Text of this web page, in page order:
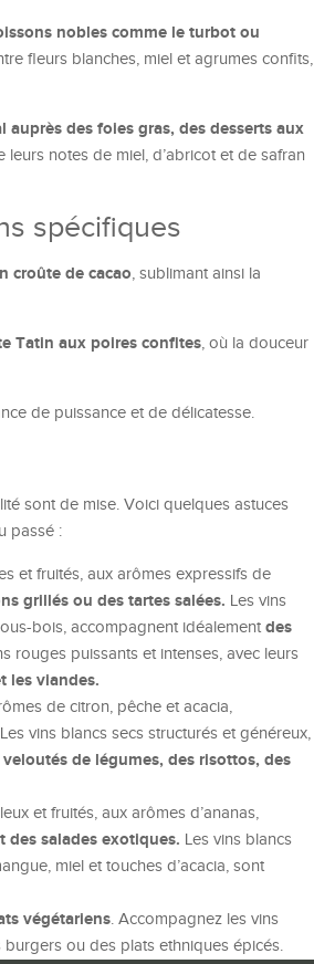
nobles comme le turbot ou
fleurs blanches, miel et agrumes confits,
auprès des foies gras, des desserts aux
notes de miel, d’abricot et de safran
spécifiques
croûte de cacao, sublimant ainsi la
Tatin aux poires confites, où la douceur
de puissance et de délicatesse.
sont de mise. Voici quelques astuces
passé :
et fruités, aux arômes expressifs de
grillés ou des tartes salées. Les vins
bois, accompagnent idéalement des
rouges puissants et intenses, avec leurs
les viandes.
de citron, pêche et acacia,
vins blancs secs structurés et généreux,
veloutés de légumes, des risottos, des
et fruités, aux arômes d’ananas,
des salades exotiques. Les vins blancs
miel et touches d’acacia, sont
végétariens. Accompagnez les vins
ou des plats ethniques épicés.